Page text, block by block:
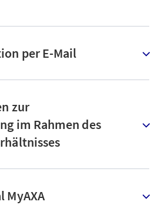
per E-Mail
zur
im Rahmen des
MyAXA